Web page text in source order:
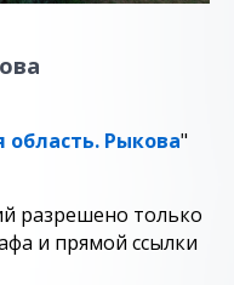
область. Рыкова"
разрешено только
и прямой ссылки